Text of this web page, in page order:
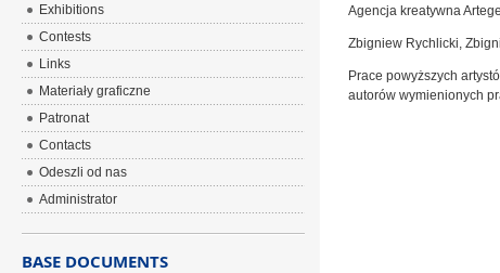
Agencja kreatywna
Zbigniew Rychlicki,
Prace powyższych
autorów wymienionych
Exhibitions
Contests
Links
Materiały graficzne
Patronat
Contacts
Odeszli od nas
Administrator
BASE DOCUMENTS